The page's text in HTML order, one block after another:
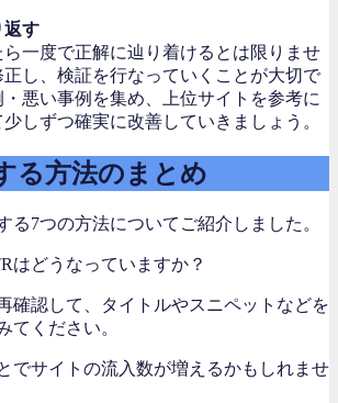
返す
一度で正解に辿り着けるとは限りませ
正し、検証を行なっていくことが大切で
悪い事例を集め、上位サイトを参考に
しずつ確実に改善していきましょう。
る方法のまとめ
る7つの方法についてご紹介しました。
はどうなっていますか？
確認して、タイトルやスニペットなどを
てください。
でサイトの流入数が増えるかもしれませ